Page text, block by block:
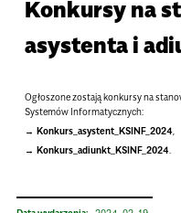
Konkursy na
asystenta i
Ogłoszone zostają konkursy na
Systemów Informatycznych:
Konkurs_asystent_KSINF_2024
Konkurs_adiunkt_KSINF_2024